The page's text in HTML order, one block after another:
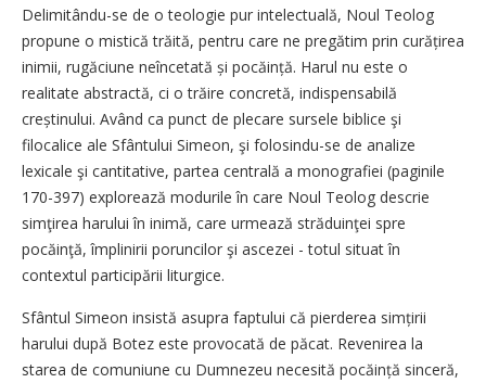
Delimitându-se de o teologie pur intelectuală, Noul Teolog
propune o mistică trăită, pentru care ne pregătim prin curățirea
inimii, rugăciune neîncetată și pocăință. Harul nu este o
realitate abstractă, ci o trăire concretă, indispensabilă
creștinului. Având ca punct de plecare sursele biblice şi
filocalice ale Sfântului Simeon, şi folosindu-se de analize
lexicale şi cantitative, partea centrală a monografiei (paginile
170-397) explorează modurile în care Noul Teolog descrie
simţirea harului în inimă, care urmează străduinţei spre
pocăinţă, împlinirii poruncilor şi ascezei - totul situat în
contextul participării liturgice.
Sfântul Simeon insistă asupra faptului că pierderea simțirii
harului după Botez este provocată de păcat. Revenirea la
starea de comuniune cu Dumnezeu necesită pocăință sinceră,